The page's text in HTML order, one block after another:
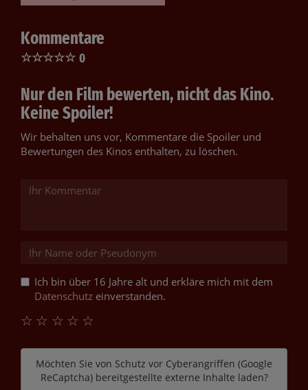
Kommentare
☆☆☆☆☆ 0
Nur den Film bewerten, nicht das Kino.
Keine Spoiler!
Wir behalten uns vor, Kommentare die Spoiler und
Bewertungen des Kinos enthalten, zu löschen.
Ich bin über 16 Jahre alt und erkläre mich mit dem
Datenschutz einverstanden.
☆
☆
☆
☆
☆
Möchten Sie von Schutz vor Cyberangriffen (Google
ReCaptcha)bereitgestellte externe Inhalte laden?